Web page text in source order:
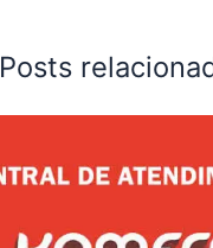
p
p
Posts